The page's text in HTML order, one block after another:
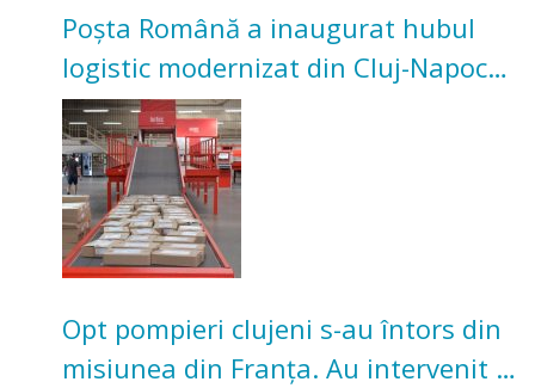
Poșta Română a inaugurat hubul
logistic modernizat din Cluj-Napoca.
Investiție de 3 milioane de euro
Opt pompieri clujeni s-au întors din
misiunea din Franța. Au intervenit la